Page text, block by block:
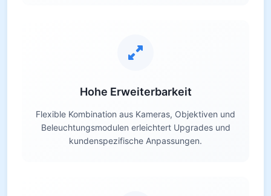
Hohe Erweiterbarkeit
Flexible Kombination aus Kameras, Objektiven und
Beleuchtungsmodulen erleichtert Upgrades und
kundenspezifische Anpassungen.